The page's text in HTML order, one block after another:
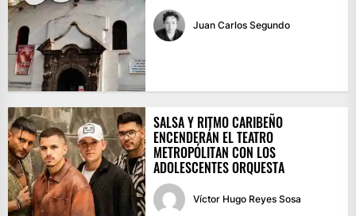
Juan Carlos Segundo
SALSA Y RITMO CARIBEÑO
ENCENDERÁN EL TEATRO
METROPÓLITAN CON LOS
ADOLESCENTES ORQUESTA
Víctor Hugo Reyes Sosa